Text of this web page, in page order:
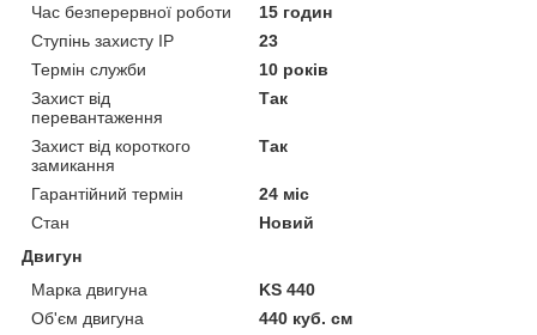
Час безперервної роботи
15 годин
Ступінь захисту IP
23
Термін служби
10 років
Захист від
перевантаження
Так
Захист від короткого
замикання
Так
Гарантійний термін
24 міс
Стан
Новий
Двигун
Марка двигуна
KS 440
Об'єм двигуна
440 куб. см